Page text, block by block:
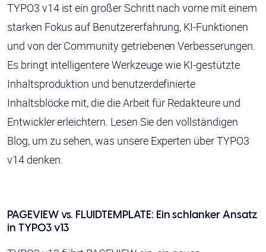
TYPO3 v14 ist ein großer Schritt nach vorne mit einem
starken Fokus auf Benutzererfahrung, KI-Funktionen
und von der Community getriebenen Verbesserungen.
Es bringt intelligentere Werkzeuge wie KI-gestützte
Inhaltsproduktion und benutzerdefinierte
Inhaltsblöcke mit, die die Arbeit für Redakteure und
Entwickler erleichtern. Lesen Sie den vollständigen
Blog, um zu sehen, was unsere Experten über TYPO3
v14 denken.
PAGEVIEW vs. FLUIDTEMPLATE: Ein schlanker Ansatz
in TYPO3 v13